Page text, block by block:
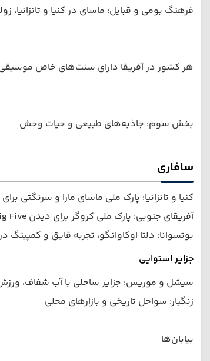
فرهنگ بومی و قبایل: ماسای در کنیا و تانزانیا،
هر کشور در آفریقا دارای سنت‌های خاص
بخش سوم: جاذبه‌های طبیعی و حیات وحش
سافاری
کنیا و تانزانیا: پارک ملی ماسای مارا و سرنگتی
آفریقای جنوبی: پارک ملی کروگر برای دیدن Big Five (شیر، فیل، بوفالو، کرگدن و پلنگ)
بوتسوانا: دلتا اوکاوانگو، تجربه قایق و
جزایر استوایی
سیشل و موریس: جزایر ساحلی با آب شفاف،
زنگبار: سواحل تاریخی و بازارهای محلی
بیابان‌ها